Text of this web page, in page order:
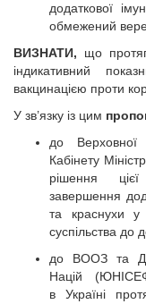
додаткової
обмежений
ВИЗНАТИ, що
індикативний
вакцинацією проти
У зв’язку із цим
до Верховної
Кабінету
рішення
завершення
та краснухи у
суспільства до
до ВООЗ та
Націй
в Україні